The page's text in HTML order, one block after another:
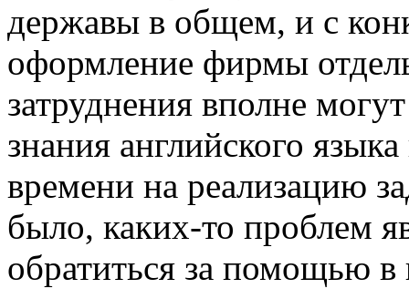
державы в общем, и с
оформление фирмы
затруднения вполне
знания английского
времени на реализацию
было, каких-то проблем
обратиться за помощью